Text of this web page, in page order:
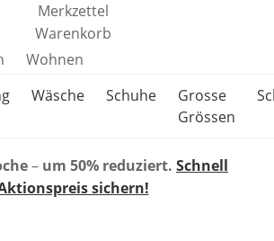
Merkzettel
Warenkorb
überspringen
Wohnen
Wäsche Schuhe
Grosse
Grössen
– um 50% reduziert. Schnell
sichern!